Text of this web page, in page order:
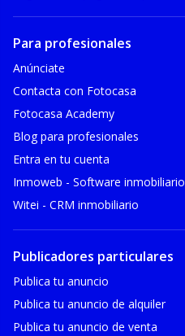
Para profesionales
Anúnciate
Contacta con Fotocasa
Fotocasa Academy
Blog para profesionales
Entra en tu cuenta
Inmoweb - Software inmobiliario
Witei - CRM inmobiliario
Publicadores particulares
Publica tu anuncio
Publica tu anuncio de alquiler
Publica tu anuncio de venta